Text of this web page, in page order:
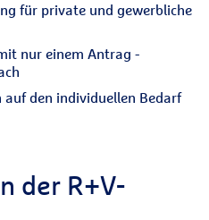
für private und gewerbliche
nur einem Antrag -
den individuellen Bedarf
der R+V-